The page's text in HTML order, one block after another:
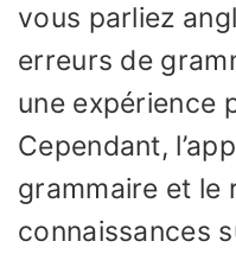
vous parliez
erreurs de
une expérience
Cependant,
grammaire et le
connaissances